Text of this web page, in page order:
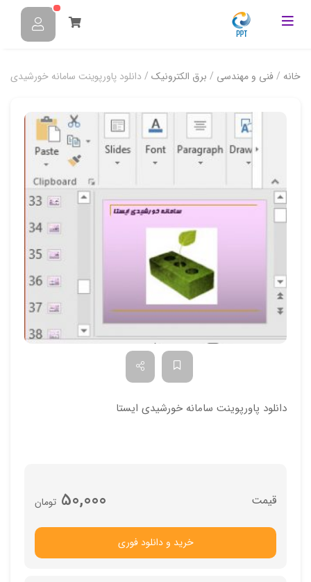
خانه /فنی و مهندسی / برق الکترونیک / دانلود پاورپوینت سامانه خورشیدی
دانلود پاورپوینت سامانه خورشیدی ایستا
تومان 50,000
خرید و دانلود فوری